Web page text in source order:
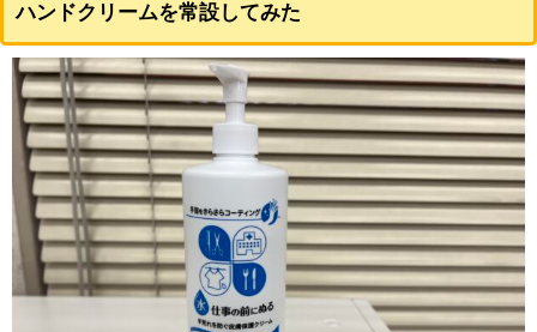
ハンドクリームを常設してみた